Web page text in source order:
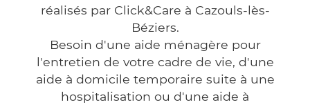
réalisés par Click&Care à Cazouls-lès-
Béziers.
Besoin d'une aide ménagère pour
l'entretien de votre cadre de vie, d'une
aide à domicile temporaire suite à une
hospitalisation ou d'une aide à